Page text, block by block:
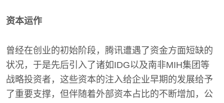
资本运作
曾经在创业的初始阶段，腾讯遭遇了资金方面短缺的
状况，于是先后引入了诸如IDG以及南非MIH集团等
战略投资者，这些资本的注入给企业早期的发展给予
了重要支撑，但伴随着外部资本占比的不断增加，公